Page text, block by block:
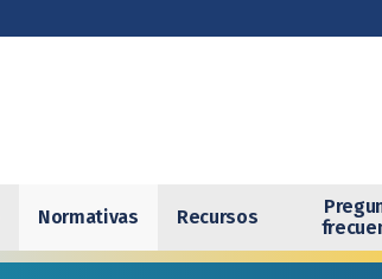
Normativas Recursos
Inicio Nuestro Equipo Normativas